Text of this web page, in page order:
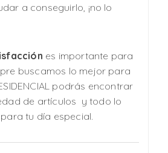
a conseguirlo, ¡no lo
es importante para
buscamos lo mejor para
podrás encontrar
de artículos y todo lo
tu día especial.